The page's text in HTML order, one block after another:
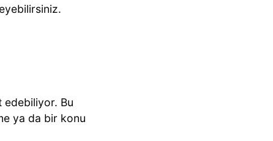
edebiliyor. Bu
ya da bir konu